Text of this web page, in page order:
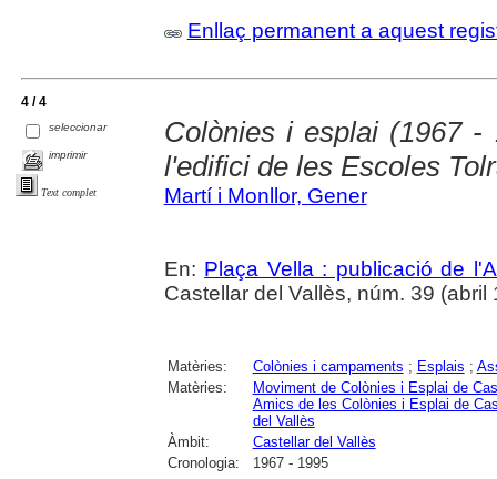
Enllaç permanent a aquest
4 / 4
seleccionar
imprimir
Text complet
Colònies i esplai (1967 -
l'edifici de les Escoles
Martí i Monllor, Gener
En: Plaça Vella : publicació de
Castellar del Vallès, núm. 39 (abril
Matèries: Colònies i campaments ; Esplais ;
Matèries:
Moviment de Colònies i Esplai de
Amics de les Colònies i Esplai de
del Vallès
Àmbit:
Castellar del Vallès
Cronologia:
1967 - 1995